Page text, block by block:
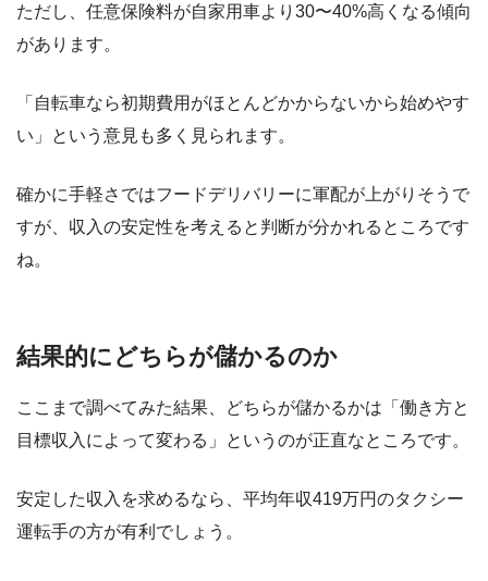
ただし、任意保険料が自家用車より30〜40%高くなる傾向
があります。
「自転車なら初期費用がほとんどかからないから始めやす
い」という意見も多く見られます。
確かに手軽さではフードデリバリーに軍配が上がりそうで
すが、収入の安定性を考えると判断が分かれるところです
ね。
結果的にどちらが儲かるのか
ここまで調べてみた結果、どちらが儲かるかは「働き方と
目標収入によって変わる」というのが正直なところです。
安定した収入を求めるなら、平均年収419万円のタクシー
運転手の方が有利でしょう。